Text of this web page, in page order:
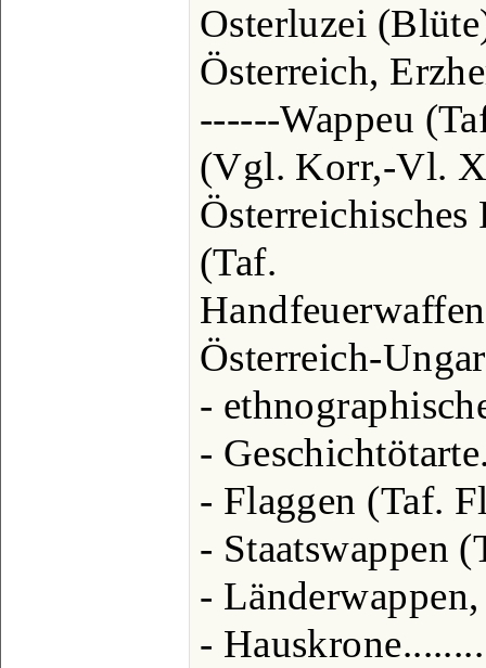
Osterluzei
Österreich,
------Wappeu
(Vgl. Korr,-Vl.
(Taf.
Österreich-
-
-
- Flaggen (Taf.
- Staatswappen
-
-